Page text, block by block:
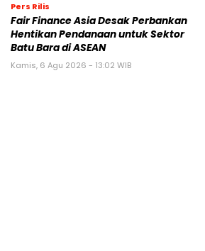
Pers Rilis
Fair Finance Asia Desak Perbankan
Hentikan Pendanaan untuk Sektor
Batu Bara di ASEAN
Kamis, 6 Agu 2026 - 13:02 WIB